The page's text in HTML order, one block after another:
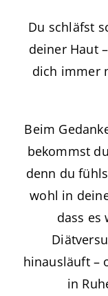
Du schläfst
deiner Haut
dich immer
Beim
bekommst
denn du
wohl in
dass es
hinausläuft –
in